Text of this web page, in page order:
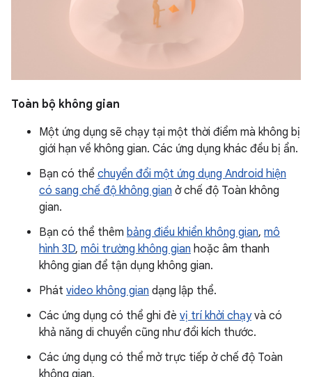
Toàn bộ không gian
Một ứng dụng sẽ chạy tại một thời điểm mà không bị
giới hạn về không gian. Các ứng dụng khác đều bị ẩn.
Bạn có thể chuyển đổi một ứng dụng Android hiện
có sang chế độ không gian ở chế độ Toàn không
gian.
Bạn có thể thêm bảng điều khiển không gian, mô
hình 3D, môi trường không gian hoặc âm thanh
không gian để tận dụng không gian.
Phát video không gian dạng lập thể.
Các ứng dụng có thể ghi đè vị trí khởi chạyvà có
khả năng di chuyển cũng như đổi kích thước.
Các ứng dụng có thể mở trực tiếp ở chế độ Toàn
không gian.